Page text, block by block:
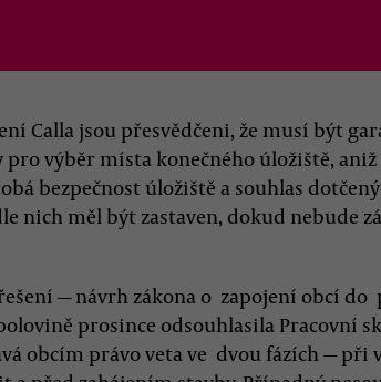
Calla jsou přesvědčeni, že musí být
výběr místa konečného úložiště, aniž
bezpečnost úložiště a souhlas
nich měl být zastaven, dokud nebude
— návrh zákona o zapojení obcí do
prosince odsouhlasila Pracovní
obcím právo veta ve dvou fázích — při